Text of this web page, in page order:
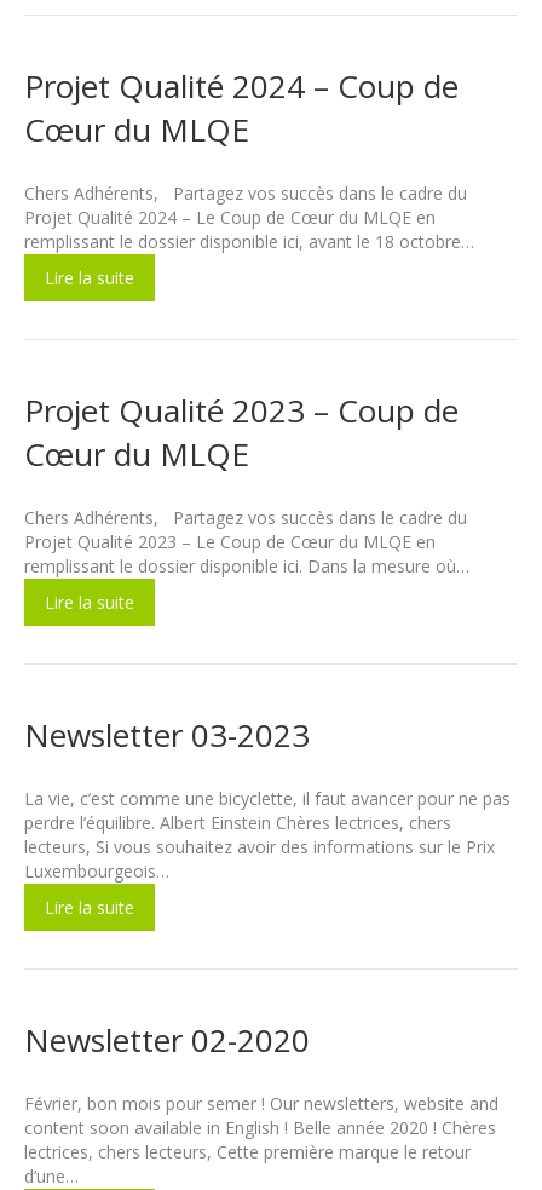
Projet Qualité 2024 – Coup de
Cœur du MLQE
Chers Adhérents, Partagez vos succès dans le cadre du
Projet Qualité 2024 – Le Coup de Cœur du MLQE en
remplissant le dossier disponible ici, avant le 18 octobre…
Lire la suite
Projet Qualité 2023 – Coup de
Cœur du MLQE
Chers Adhérents, Partagez vos succès dans le cadre du
Projet Qualité 2023 – Le Coup de Cœur du MLQE en
remplissant le dossier disponible ici. Dans la mesure où…
Lire la suite
Newsletter 03-2023
La vie, c’est comme une bicyclette, il faut avancer pour ne pas
perdre l’équilibre. Albert Einstein Chères lectrices, chers
lecteurs, Si vous souhaitez avoir des informations sur le Prix
Luxembourgeois…
Lire la suite
Newsletter 02-2020
Février, bon mois pour semer ! Our newsletters, website and
content soon available in English ! Belle année 2020 ! Chères
lectrices, chers lecteurs, Cette première marque le retour
d’une…